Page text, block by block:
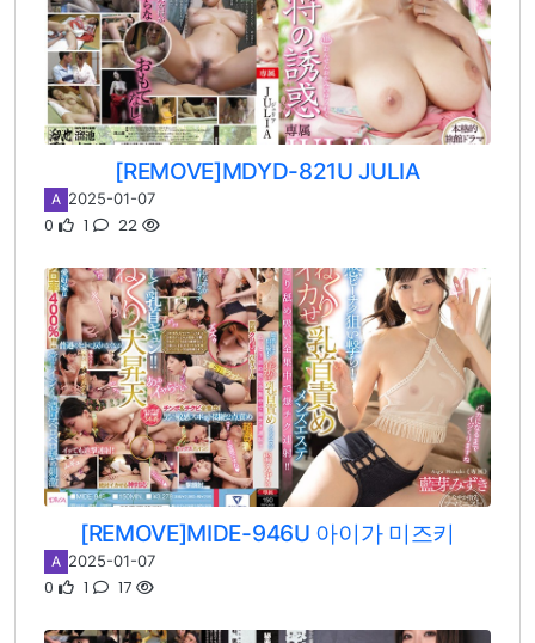
[REMOVE]MDYD-821U JULIA
A 2025-01-07
0 1 22
[REMOVE]MIDE-946U 아이가 미즈키
A 2025-01-07
0 1 17